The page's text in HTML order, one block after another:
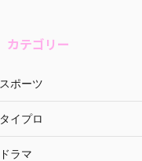
カテゴリー
スポーツ
タイプロ
ドラマ